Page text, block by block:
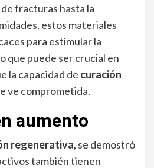
fracturas hasta la
estos materiales
para estimular la
que puede ser crucial en
la capacidad de curación
ve comprometida.
aumento
regenerativa, se demostró
también tienen